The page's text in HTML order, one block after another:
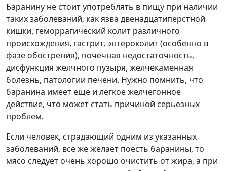
Баранину не стоит употреблять в пищу при наличии
таких заболеваний, как язва двенадцатиперстной
кишки, геморрагический колит различного
происхождения, гастрит, энтероколит (особенно в
фазе обострения), почечная недостаточность,
дисфункция желчного пузыря, желчекаменная
болезнь, патологии печени. Нужно помнить, что
баранина имеет еще и легкое желчегонное
действие, что может стать причиной серьезных
проблем.
Если человек, страдающий одним из указанных
заболеваний, все же желает поесть баранины, то
мясо следует очень хорошо очистить от жира, а при